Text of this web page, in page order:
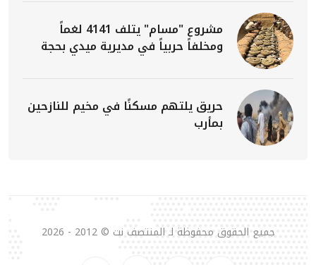
مشروع "مسام" يتلف 4141 لغماً
ومخلفاً حربياً في مديرية ميدي بحجة
حريق يلتهم مسكنًا في مخيم للنازحين
بمأرب
جميع الحقوق محفوظة لـ المنتصف نت © 2012 - 2026